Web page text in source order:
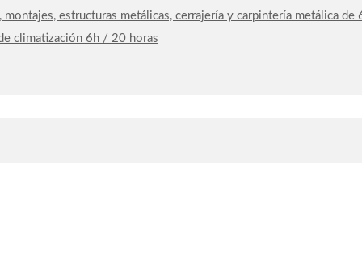
estructuras metálicas, cerrajería y carpintería metálica de
climatización 6h / 20 horas